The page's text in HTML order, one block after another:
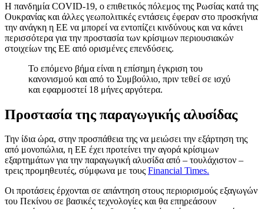
Η πανδημία COVID-19, ο επιθετικός πόλεμος της Ρωσίας κατά της
Ουκρανίας και άλλες γεωπολιτικές εντάσεις έφεραν στο προσκήνια
την ανάγκη η ΕΕ να μπορεί να εντοπίζει κινδύνους και να κάνει
περισσότερα για την προστασία των κρίσιμων περιουσιακών
στοιχείων της ΕΕ από ορισμένες επενδύσεις.
Το επόμενο βήμα είναι η επίσημη έγκριση του
κανονισμού και από το Συμβούλιο, πριν τεθεί σε ισχύ
και εφαρμοστεί 18 μήνες αργότερα.
Προστασία της παραγωγικής αλυσίδας
Την ίδια ώρα, στην προσπάθεια της να μειώσει την εξάρτηση της
από μονοπώλια, η ΕΕ έχει προτείνει την αγορά κρίσιμων
εξαρτημάτων για την παραγωγική αλυσίδα από – τουλάχιστον –
τρεις προμηθευτές, σύμφωνα με τους Financial Times.
Οι προτάσεις έρχονται σε απάντηση στους περιορισμούς εξαγωγών
του Πεκίνου σε βασικές τεχνολογίες και θα επηρεάσουν